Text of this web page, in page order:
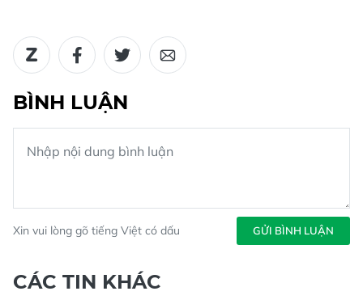
BÌNH LUẬN
Xin vui lòng gõ tiếng Việt có dấu GỬI BÌNH LUẬN
CÁC TIN KHÁC